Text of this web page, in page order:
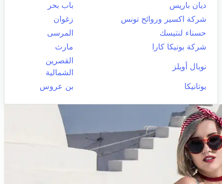
ديان باريس
باب بحر
شركة اكسير وروائح تونس
زغوان
حسناء لنتيسك
المرسى
شركة بونيكا كارا
مارث
نوبال أويلز
القصرين
الشمالية
بوتانيكا
بن عروس